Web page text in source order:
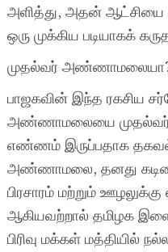
அளித்து, அதன் ஆட்சியை
ஒரு முக்கிய படியாகக்
முதல்வர்
பாஜகவின் இந்த ரகசிய
அண்ணாமலையை முதல்வர்
எண்ணம் இருப்பதாக
அண்ணாமலை, தனது
பிரசாரம் மற்றும் ஊழலுக்கு
ஆகியவற்றால் தமிழக
பிரிவு மக்கள் மத்தியில்